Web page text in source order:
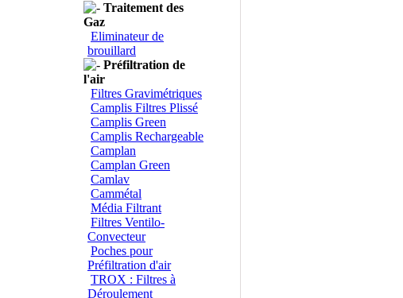
Traitement des
Gaz
Eliminateur de
brouillard
Préfiltration de
l'air
Filtres Gravimétriques
Camplis Filtres Plissé
Camplis Green
Camplis Rechargeable
Camplan
Camplan Green
Camlav
Cammétal
Média Filtrant
Filtres Ventilo-
Convecteur
Poches pour
Préfiltration d'air
TROX : Filtres à
Déroulement